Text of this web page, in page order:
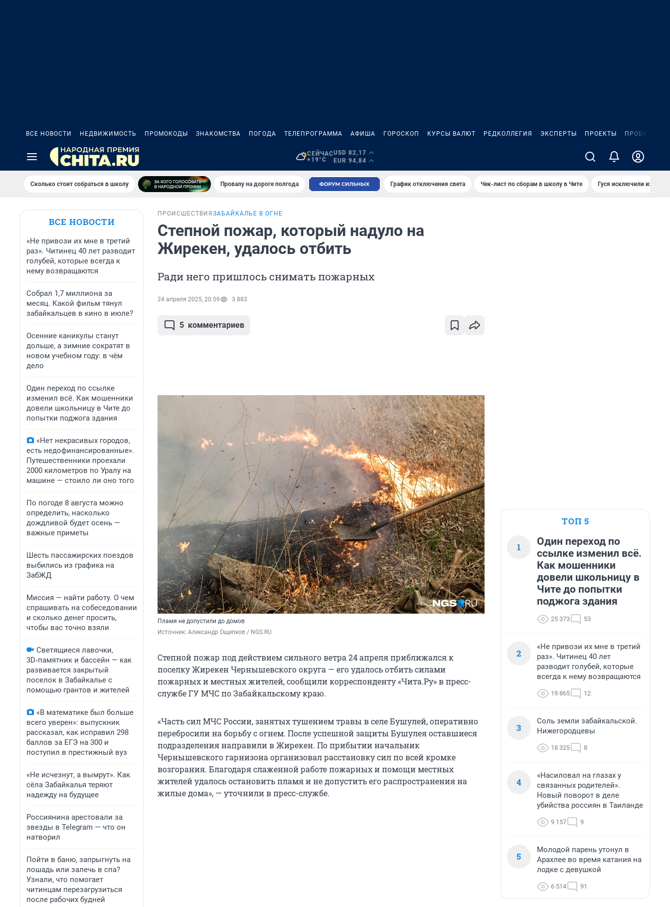
ВСЕ НОВОСТИ НЕДВИЖИМОСТЬ ПРОМОКОДЫ ЗНАКОМСТВА ПОГОДА ТЕЛЕПРОГРАММА АФИША ГОРОСКОП КУРСЫ ВАЛЮТ РЕДКОЛЛЕГИЯ ЭКСПЕРТЫ ПРОЕКТЫ ПРОБКИ
СЕЙЧАС
+19°C
USD 82,17
EUR 94,84
Сколько стоит собраться в школу Провалу на дороге полгода График отключения света Чек-лист по сборам в школу в Чите Гуся исключили из
ВСЕ НОВОСТИ
«Не привози их мне в третий
раз». Читинец 40 лет разводит
голубей, которые всегда к
нему возвращаются
Собрал 1,7 миллиона за
месяц. Какой фильм тянул
забайкальцев в кино в июле?
Осенние каникулы станут
дольше, а зимние сократят в
новом учебном году: в чём
дело
Один переход по ссылке
изменил всё. Как мошенники
довели школьницу в Чите до
попытки поджога здания
«Нет некрасивых городов,
есть недофинансированные».
Путешественники проехали
2000 километров по Уралу на
машине — стоило ли оно того
По погоде 8 августа можно
определить, насколько
дождливой будет осень —
важные приметы
Шесть пассажирских поездов
выбились из графика на
ЗабЖД
Миссия — найти работу. О чем
спрашивать на собеседовании
и сколько денег просить,
чтобы вас точно взяли
Светящиеся лавочки,
3D‑памятник и бассейн — как
развивается закрытый
поселок в Забайкалье с
помощью грантов и жителей
«В математике был больше
всего уверен»: выпускник
рассказал, как исправил 298
баллов за ЕГЭ на 300 и
поступил в престижный вуз
«Не исчезнут, а вымрут». Как
сёла Забайкалья теряют
надежду на будущее
Россиянина арестовали за
звезды в Telegram — что он
натворил
Пойти в баню, запрыгнуть на
лошадь или залечь в спа?
Узнали, что помогает
читинцам перезагрузиться
после рабочих будней
ПРОИСШЕСТВИЯ ЗАБАЙКАЛЬЕ В ОГНЕ
Степной пожар, который надуло на
Жирекен, удалось отбить
Ради него пришлось снимать пожарных
24 апреля 2025, 20:59 3 883
5 комментариев
Пламя не допустили до домов
Источник: Александр Ощепков / NGS.RU
Степной пожар под действием сильного ветра 24 апреля приближался к
поселку Жирекен Чернышевского округа — его удалось отбить силами
пожарных и местных жителей, сообщили корреспонденту «Чита.Ру» в пресс-
службе ГУ МЧС по Забайкальскому краю.
«Часть сил МЧС России, занятых тушением травы в селе Бушулей, оперативно
перебросили на борьбу с огнем. После успешной защиты Бушулея оставшиеся
подразделения направили в Жирекен. По прибытии начальник
Чернышевского гарнизона организовал расстановку сил по всей кромке
возгорания. Благодаря слаженной работе пожарных и помощи местных
жителей удалось остановить пламя и не допустить его распространения на
жилые дома», — уточнили в пресс-службе.
ТОП 5
1
Один переход по
ссылке изменил всё.
Как мошенники
довели школьницу в
Чите до попытки
поджога здания
25 373 53
2
«Не привози их мне в третий
раз». Читинец 40 лет
разводит голубей, которые
всегда к нему возвращаются
19 865 12
3
Соль земли забайкальской.
Нижегородцевы
18 325 8
4
«Насиловал на глазах у
связанных родителей».
Новый поворот в деле
убийства россиян в Таиланде
9 157 9
5
Молодой парень утонул в
Арахлее во время катания на
лодке с девушкой
6 514 91